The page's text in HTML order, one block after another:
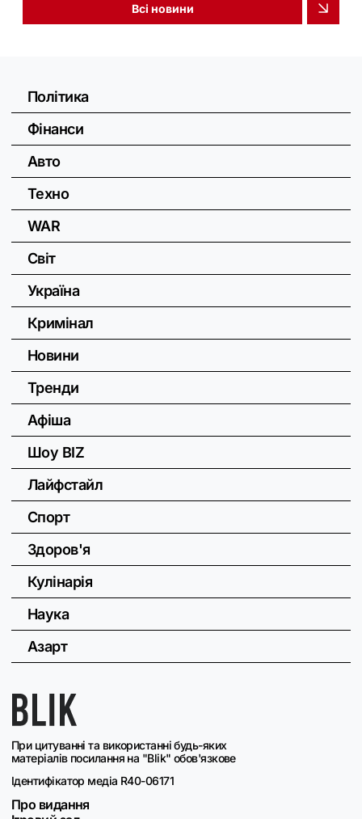
Всі новини
При цитуванні та використанні будь-яких
матеріалів посилання на "Blik" обов'язкове
Ідентифікатор медіа R40-06171
Про видання
Політика
Фінанси
Авто
Техно
WAR
Світ
Україна
Кримінал
Новини
Тренди
Афіша
Шоу BIZ
Лайфстайл
Спорт
Здоров'я
Кулінарія
Наука
Азарт